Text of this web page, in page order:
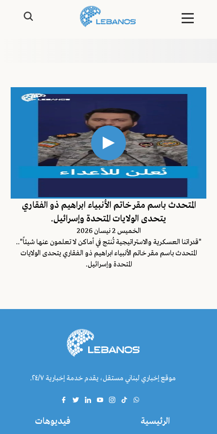
المتحدث باسم مقر خاتم الأنبياء ابراهيم ذو الفقاري
يتحدى الولايات المتحدة وإسرائيل.
الخميس 2 نيسان 2026
"قدراتنا العسكرية والاستراتيجية تُنتج في أماكن لا تعلمون عنها شيئاً"..
المتحدث باسم مقر خاتم الأنبياء ابراهيم ذو الفقاري يتحدى الولايات
المتحدة وإسرائيل.
موقع إخباري لبناني مستقل، يقدم خدمة إخبارية ٢٤/٧.
الرئيسية فيديوهات